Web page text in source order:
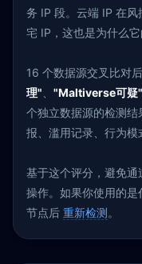
务 IP 段。云端 IP 在
宅 IP，这也是为什么它
16 个数据源交叉比对
理"
"Maltiverse可疑"
个独立数据源的检测
报、滥用记录、行为模
基于这个评分，避免通
操作。如果你使用的
节点后 重新检测。